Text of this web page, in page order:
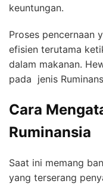
keuntungan.
Proses pencernaan
efisien terutama
dalam makanan.
pada jenis
Cara
Ruminansia
Saat ini memang
yang terserang